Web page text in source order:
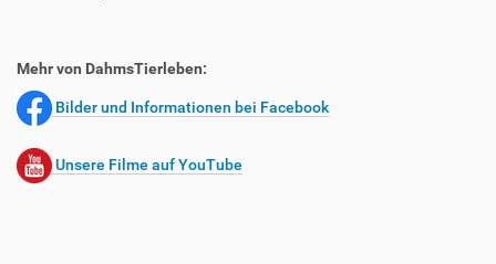
Mehr von DahmsTierleben:
Bilder und Informationen bei Facebook
Unsere Filme auf YouTube